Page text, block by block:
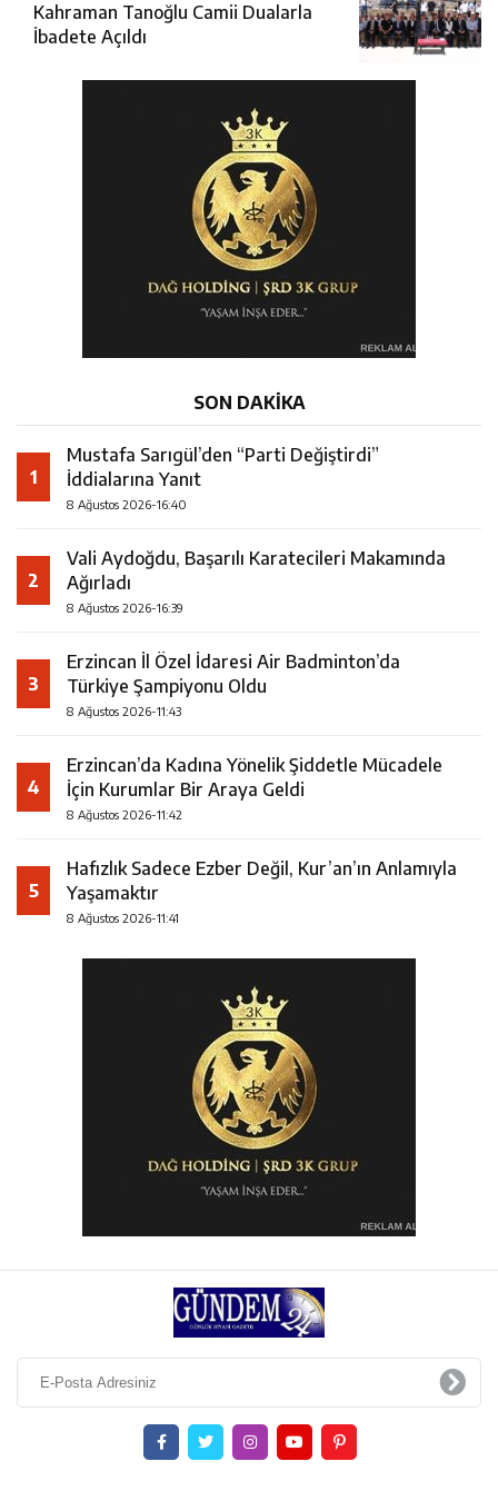
Kahraman Tanoğlu Camii Dualarla
İbadete Açıldı
SON DAKİKA
1
Mustafa Sarıgül’den “Parti Değiştirdi”
İddialarına Yanıt
8 Ağustos 2026-16:40
2
Vali Aydoğdu, Başarılı Karatecileri Makamında
Ağırladı
8 Ağustos 2026-16:39
3
Erzincan İl Özel İdaresi Air Badminton’da
Türkiye Şampiyonu Oldu
8 Ağustos 2026-11:43
4
Erzincan’da Kadına Yönelik Şiddetle Mücadele
İçin Kurumlar Bir Araya Geldi
8 Ağustos 2026-11:42
5
Hafızlık Sadece Ezber Değil, Kur’an’ın Anlamıyla
Yaşamaktır
8 Ağustos 2026-11:41